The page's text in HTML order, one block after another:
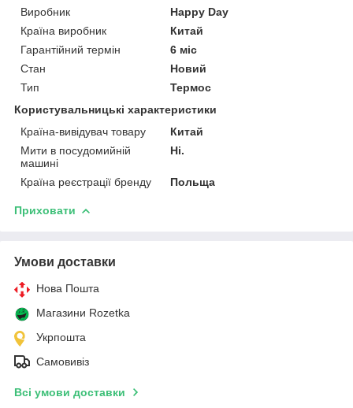
Виробник
Happy Day
Країна виробник
Китай
Гарантійний термін
6 міс
Стан
Новий
Тип
Термос
Користувальницькі характеристики
Країна-вивідувач товару
Китай
Мити в посудомийній
машині
Ні.
Країна реєстрації бренду Польща
Приховати
Умови доставки
Нова Пошта
Магазини Rozetka
Укрпошта
Самовивіз
Всі умови доставки